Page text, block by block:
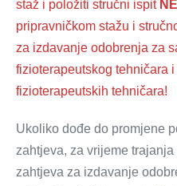
staž i položiti stručni ispit
pripravničkom stažu i
za izdavanje odobrenja za
fizioterapeutskog tehničara
fizioterapeutskih tehničara!
Ukoliko dođe do promjene
zahtjeva, za vrijeme
zahtjeva za izdavanje